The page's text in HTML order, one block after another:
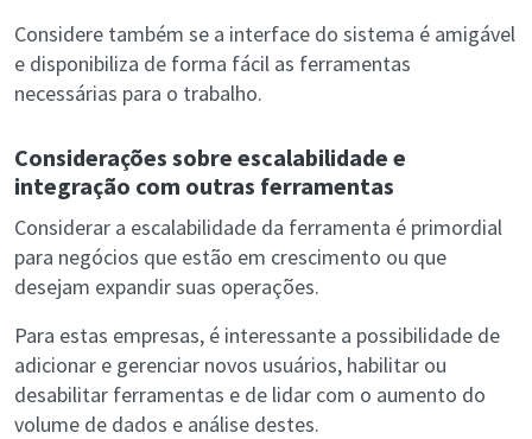
Considere também se a interface do sistema é amigável
e disponibiliza de forma fácil as ferramentas
necessárias para o trabalho.
Considerações sobre escalabilidade e
integração com outras ferramentas
Considerar a escalabilidade da ferramenta é primordial
para negócios que estão em crescimento ou que
desejam expandir suas operações.
Para estas empresas, é interessante a possibilidade de
adicionar e gerenciar novos usuários, habilitar ou
desabilitar ferramentas e de lidar com o aumento do
volume de dados e análise destes.